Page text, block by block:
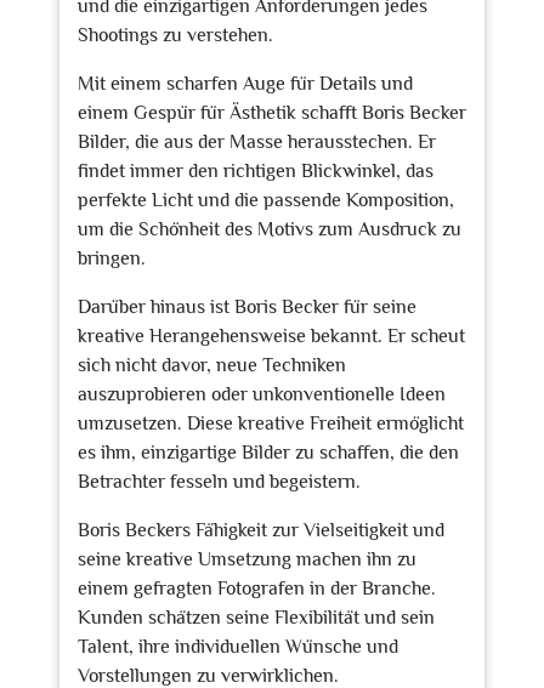
und die einzigartigen Anforderungen jedes
Shootings zu verstehen.
Mit einem scharfen Auge für Details und
einem Gespür für Ästhetik schafft Boris Becker
Bilder, die aus der Masse herausstechen. Er
findet immer den richtigen Blickwinkel, das
perfekte Licht und die passende Komposition,
um die Schönheit des Motivs zum Ausdruck zu
bringen.
Darüber hinaus ist Boris Becker für seine
kreative Herangehensweise bekannt. Er scheut
sich nicht davor, neue Techniken
auszuprobieren oder unkonventionelle Ideen
umzusetzen. Diese kreative Freiheit ermöglicht
es ihm, einzigartige Bilder zu schaffen, die den
Betrachter fesseln und begeistern.
Boris Beckers Fähigkeit zur Vielseitigkeit und
seine kreative Umsetzung machen ihn zu
einem gefragten Fotografen in der Branche.
Kunden schätzen seine Flexibilität und sein
Talent, ihre individuellen Wünsche und
Vorstellungen zu verwirklichen.